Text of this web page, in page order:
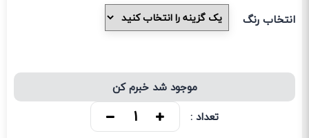
انتخاب رنگ
موجود شد خبرم کن
تعداد :